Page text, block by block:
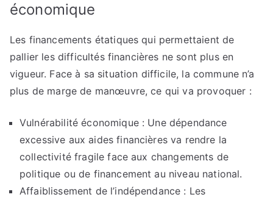
économique
Les financements étatiques qui permettaient de
pallier les difficultés financières ne sont plus en
vigueur. Face à sa situation difficile, la commune n’a
plus de marge de manœuvre, ce qui va provoquer :
Vulnérabilité économique : Une dépendance
excessive aux aides financières va rendre la
collectivité fragile face aux changements de
politique ou de financement au niveau national.
Affaiblissement de l’indépendance : Les